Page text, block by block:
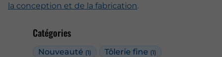
Catégories
Nouveauté (1) Tôlerie fine (1)
la conception et de la fabrication.